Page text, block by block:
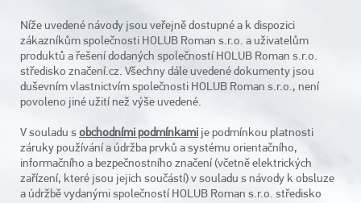
Níže uvedené návody jsou veřejně dostupné a k dispozici
zákazníkům společnosti HOLUB Roman s.r.o. a uživatelům
produktů a řešení dodaných společností HOLUB Roman s.r.o.
středisko značení.cz. Všechny dále uvedené dokumenty jsou
duševním vlastnictvím společnosti HOLUB Roman s.r.o., není
povoleno jiné užití než výše uvedené.
V souladu sobchodními podmínkami je podmínkou platnosti
záruky používání a údržba prvků a systému orientačního,
informačního a bezpečnostního značení (včetně elektrických
zařízení, které jsou jejich součástí) v souladu s návody k obsluze
a údržbě vydanými společností HOLUB Roman s.r.o. středisko